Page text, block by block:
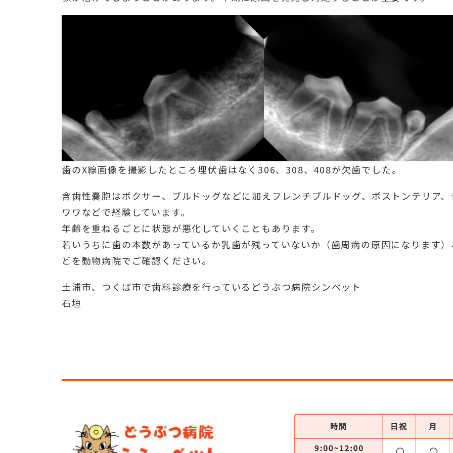
歯のX線画像を撮影したところ埋伏歯はなく306、308、408が欠歯でした。
含歯性嚢胞はボクサー、ブルドッグなどに加えフレンチブルドッグ、ボストンテリア、
ワワなどで経験しています。
年齢を重ねるごとに状態が悪化していくこともあります。
若いうちに歯の本数があっているか乳歯が残っていないか（歯周病の原因になります
どを動物病院でご確認ください。
土浦市、つくば市で歯科診療を行っているどうぶつ病院シンベット
石垣